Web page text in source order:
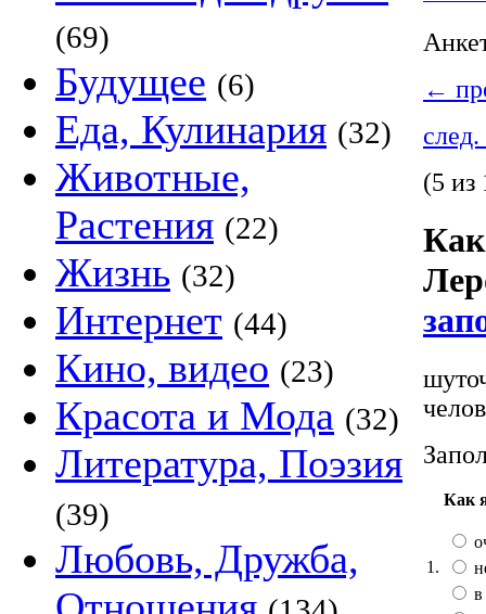
(69)
Будущее (6)
Еда, Кулинария (32)
Животные,
Растения (22)
Жизнь (32)
Интернет (44)
Кино, видео (23)
Красота и Мода (32)
Литература, Поэзия
(39)
Любовь, Дружба,
←
(5 из
1.
Как
в